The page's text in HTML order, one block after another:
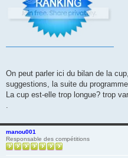
On peut parler ici du bilan de la
suggestions, la suite du
La cup est-elle trop longue? trop
.
manou001
Responsable des compétitions